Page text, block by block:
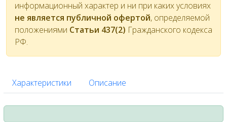
информационный характер и ни при каких условиях
не является публичной офертой, определяемой
положениями Статьи 437(2) Гражданского кодекса
РФ.
Характеристики Описание